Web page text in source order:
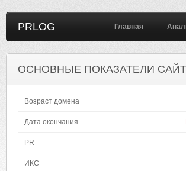
PRLOG Главная
ОСНОВНЫЕ ПОКАЗАТЕЛИ
Возраст домена
Дата окончания
PR
ИКС